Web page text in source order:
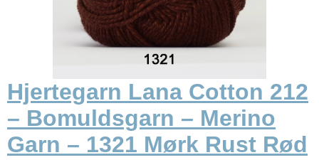
Hjertegarn Lana Cotton 212
– Bomuldsgarn – Merino
Garn – 1321 Mørk Rust Rød